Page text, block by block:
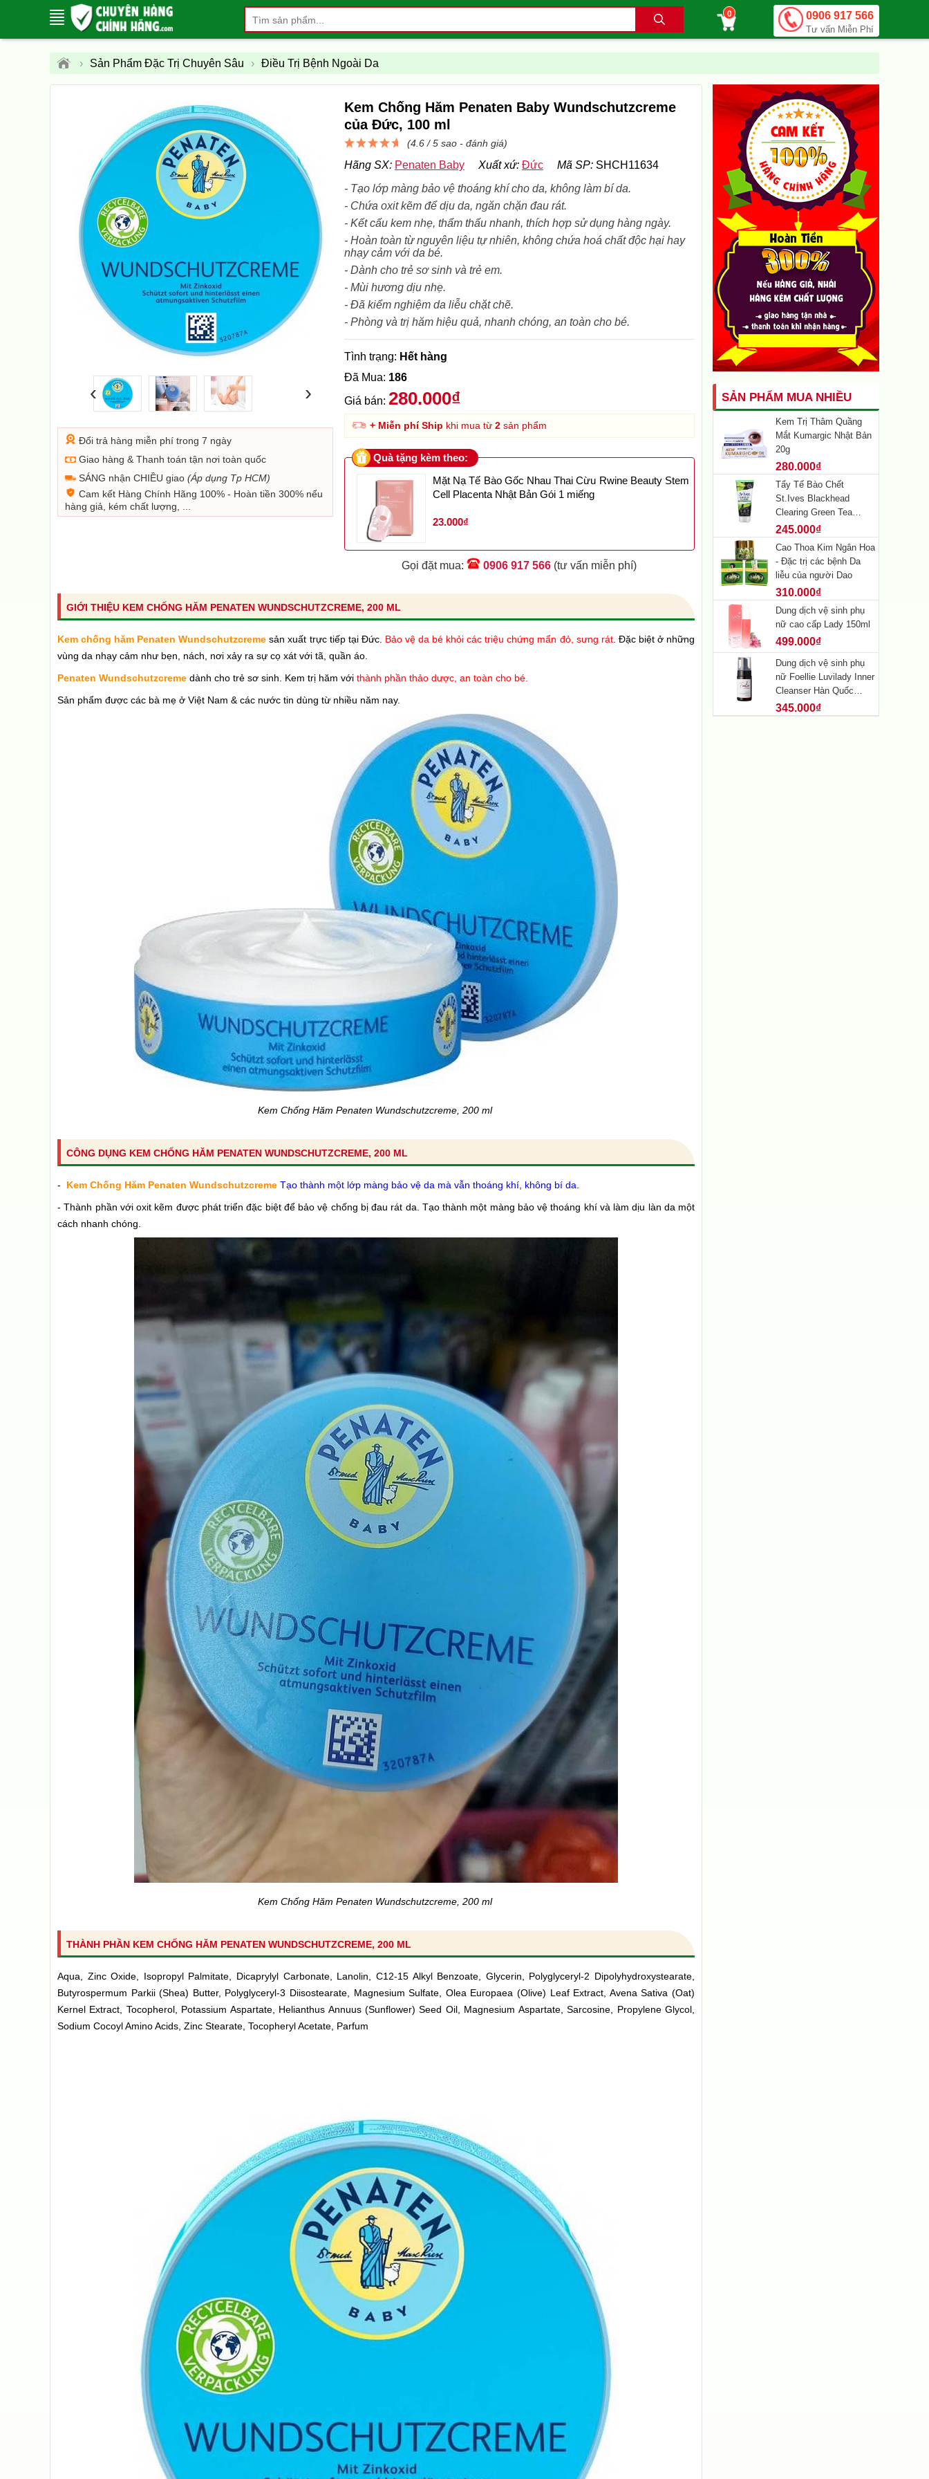
. 0 0906 917 566
Tư vấn Miễn Phí
› Sản Phẩm Đặc Trị Chuyên Sâu › Điều Trị Bệnh Ngoài Da
SẢN PHẨM MUA NHIỀU
Kem Trị Thâm Quầng
Mắt Kumargic Nhật Bản
20g
280.000₫
Tẩy Tế Bào Chết
St.Ives Blackhead
Clearing Green Tea
Scrub
245.000₫
Cao Thoa Kim Ngân Hoa
- Đặc trị các bệnh Da
liễu của người Dao
310.000₫
Dung dịch vệ sinh phụ
nữ cao cấp Lady 150ml
499.000₫
Dung dịch vệ sinh phụ
nữ Foellie Luvilady Inner
Cleanser Hàn Quốc
(100ml)
345.000₫
‹ ›
Đổi trả hàng miễn phí trong 7 ngày
Giao hàng & Thanh toán tận nơi toàn quốc
SÁNG nhận CHIỀU giao (Áp dụng Tp HCM)
Cam kết Hàng Chính Hãng 100% - Hoàn tiền 300% nếu
hàng giả, kém chất lượng, ...
Kem Chống Hăm Penaten Baby Wundschutzcreme
của Đức, 100 ml
(4.6 / 5 sao - đánh giá)
Hãng SX: Penaten Baby Xuất xứ: Đức Mã SP: SHCH11634
- Tạo lớp màng bảo vệ thoáng khí cho da, không làm bí da.
- Chứa oxit kẽm để dịu da, ngăn chặn đau rát.
- Kết cấu kem nhẹ, thẩm thấu nhanh, thích hợp sử dụng hàng ngày.
- Hoàn toàn từ nguyên liệu tự nhiên, không chứa hoá chất độc hại hay
nhạy cảm với da bé.
- Dành cho trẻ sơ sinh và trẻ em.
- Mùi hương dịu nhẹ.
- Đã kiểm nghiệm da liễu chặt chẽ.
- Phòng và trị hăm hiệu quả, nhanh chóng, an toàn cho bé.
Tình trạng: Hết hàng
Đã Mua: 186
Giá bán: 280.000₫
+ Miễn phí Ship khi mua từ 2sản phẩm
Quà tặng kèm theo:
Mặt Nạ Tế Bào Gốc Nhau Thai Cừu Rwine Beauty Stem
Cell Placenta Nhật Bản Gói 1 miếng
23.000₫
Gọi đặt mua: 0906 917 566 (tư vấn miễn phí)
GIỚI THIỆU KEM CHỐNG HĂM PENATEN WUNDSCHUTZCREME, 200 ML
Kem chống hăm Penaten Wundschutzcremesản xuất trực tiếp tại Đức. Bảo vệ da bé khỏi các triệu chứng mẩn đỏ, sưng rát. Đặc biệt ở những
vùng da nhạy cảm như bẹn, nách, nơi xảy ra sự cọ xát với tã, quần áo.
Penaten Wundschutzcreme dành cho trẻ sơ sinh. Kem trị hăm với thành phần thảo dược, an toàn cho bé.
Sản phẩm được các bà mẹ ở Việt Nam & các nước tin dùng từ nhiều năm nay.
Kem Chống Hăm Penaten Wundschutzcreme, 200 ml
CÔNG DỤNG KEM CHỐNG HĂM PENATEN WUNDSCHUTZCREME, 200 ML
- Kem Chống Hăm Penaten Wundschutzcreme Tạo thành một lớp màng bảo vệ da mà vẫn thoáng khí, không bí da.
- Thành phần với oxit kẽm được phát triển đặc biệt để bảo vệ chống bị đau rát da. Tạo thành một màng bảo vệ thoáng khí và làm dịu làn da một
cách nhanh chóng.
Kem Chống Hăm Penaten Wundschutzcreme, 200 ml
THÀNH PHẦN KEM CHỐNG HĂM PENATEN WUNDSCHUTZCREME, 200 ML
Aqua, Zinc Oxide, Isopropyl Palmitate, Dicaprylyl Carbonate, Lanolin, C12-15 Alkyl Benzoate, Glycerin, Polyglyceryl-2 Dipolyhydroxystearate,
Butyrospermum Parkii (Shea) Butter, Polyglyceryl-3 Diisostearate, Magnesium Sulfate, Olea Europaea (Olive) Leaf Extract, Avena Sativa (Oat)
Kernel Extract, Tocopherol, Potassium Aspartate, Helianthus Annuus (Sunflower) Seed Oil, Magnesium Aspartate, Sarcosine, Propylene Glycol,
Sodium Cocoyl Amino Acids, Zinc Stearate, Tocopheryl Acetate, Parfum